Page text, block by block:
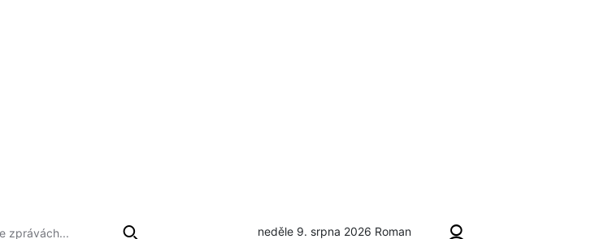
neděle 9. srpna 2026 Roman